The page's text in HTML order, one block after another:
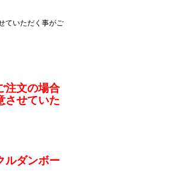
ていただく事がご
注文の場合
させていた
ルダンボー